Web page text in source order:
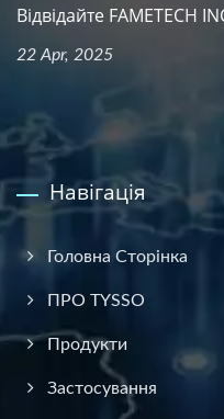
Відвідайте FAMETECH
22 Apr, 2025
Навігація
Головна Сторінка
ПРО TYSSO
Продукти
Застосування